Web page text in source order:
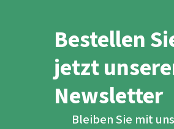
Bestellen
jetzt
Newsletter
Bleiben Sie mit